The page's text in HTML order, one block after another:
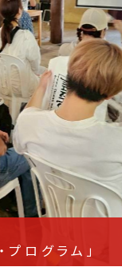
プログラム」